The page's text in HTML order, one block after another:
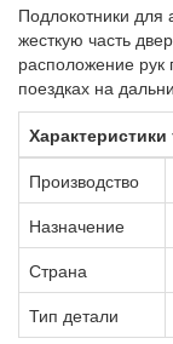
Подлокотники
жесткую часть
расположение рук
поездках на
Производство
Назначение
Страна
Тип детали